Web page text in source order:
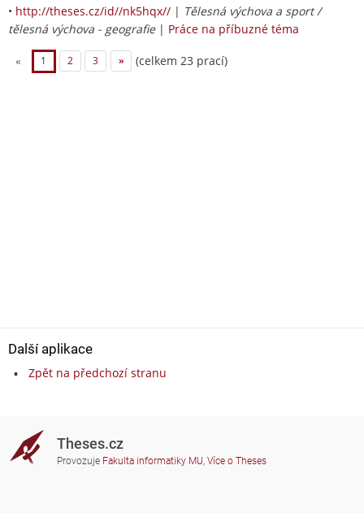
• http://theses.cz/id//nk5hqx// | Tělesná výchova a sport /
tělesná výchova - geografie| Práce na příbuzné téma
« 1 2 3 » (celkem 23 prací)
Další aplikace
Zpět na předchozí stranu
Theses.cz
Provozuje Fakulta informatiky MU, Více o Theses